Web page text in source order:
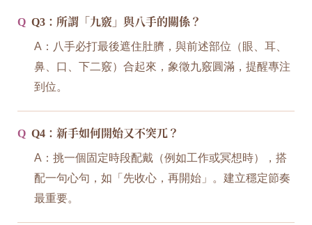
Q Q3：所謂「九竅」與八手的關係？
A：八手必打最後遮住肚臍，與前述部位（眼、耳、
鼻、口、下二竅）合起來，象徵九竅圓滿，提醒專注
到位。
Q Q4：新手如何開始又不突兀？
A：挑一個固定時段配戴（例如工作或冥想時），搭
配一句心句，如「先收心，再開始」。建立穩定節奏
最重要。